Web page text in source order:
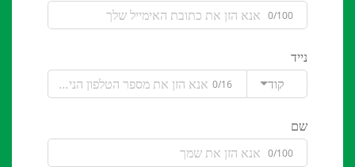
0/100
נייד
קוד
0/16
שם
0/100